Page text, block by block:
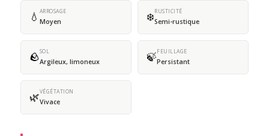
💧 ARROSAGE
Moyen ❄️RUSTICITÉ
Semi-rustique
🪨SOL
Argileux, limoneux 🍃FEUILLAGE
Persistant
🌿VÉGÉTATION
Vivace